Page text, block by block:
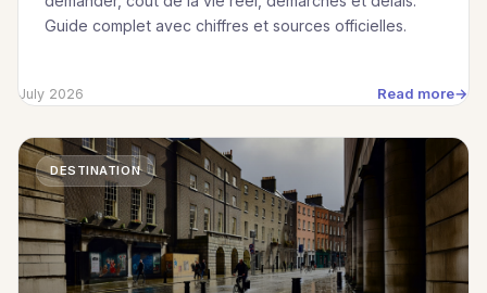
Guide complet avec chiffres et sources officielles.
July 2026 Read more
DESTINATION